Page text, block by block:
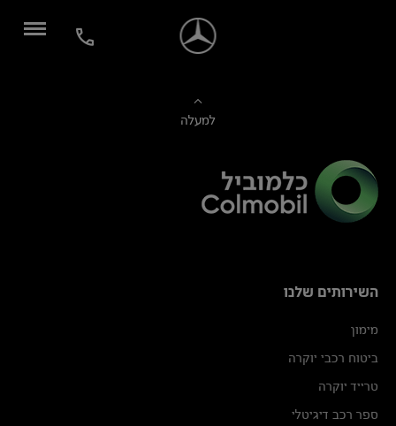
למעלה
השירותים שלנו
מימון
ביטוח רכבי יוקרה
טרייד יוקרה
ספר רכב דיגיטלי